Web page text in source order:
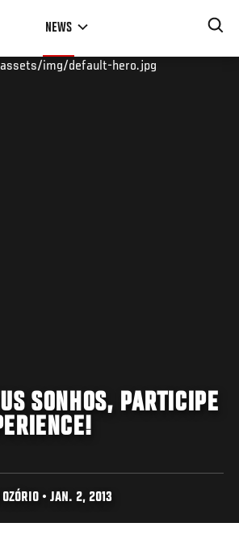
NEWS
img/default-hero.jpg
SONHOS, PARTICIPE
• JAN. 2, 2013